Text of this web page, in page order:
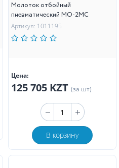
Молоток отбойный
пневматический МО-2МС
Артикул: 1011195
Цена:
125 705 KZT (за шт)
В корзину